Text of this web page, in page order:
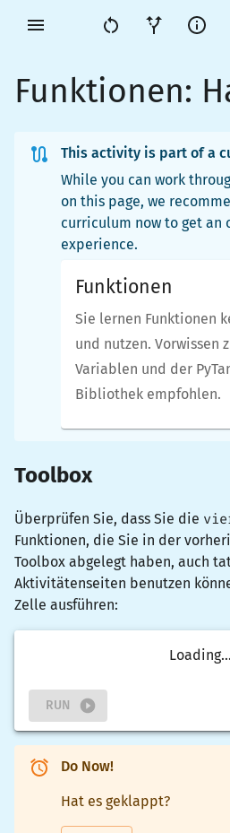
Funktionen:
This activity is part of a
While you can work
on this page, we
curriculum now to get
experience.
Funktionen
Sie lernen Funktionen
und nutzen. Vorwissen
Variablen und der
Bibliothek empfohlen.
Toolbox
Überprüfen Sie, dass Sie die
Funktionen, die Sie in der
Toolbox abgelegt haben, auch
Aktivitätenseiten benutzen
Zelle ausführen:
Loading...
RUN
Do Now!
Hat es geklappt?